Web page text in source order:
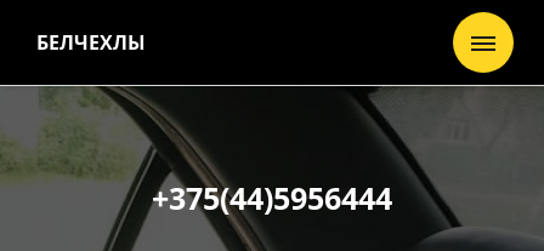
БЕЛЧЕХЛЫ
+375(44)5956444